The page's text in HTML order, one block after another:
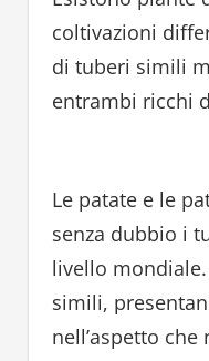
coltivazioni
di tuberi simili
entrambi ricchi
Le patate e le
senza dubbio i
livello
simili,
nell’aspetto che